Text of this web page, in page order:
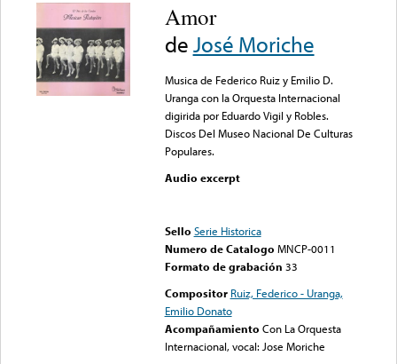
Amor
deJosé Moriche
Musica de Federico Ruiz y Emilio D.
Uranga con la Orquesta Internacional
digirida por Eduardo Vigil y Robles.
Discos Del Museo Nacional De Culturas
Populares.
Audio excerpt
Sello Serie Historica
Numero de Catalogo MNCP-0011
Formato de grabación 33
Compositor Ruiz, Federico - Uranga,
Emilio Donato
Acompañamiento Con La Orquesta
Internacional, vocal: Jose Moriche